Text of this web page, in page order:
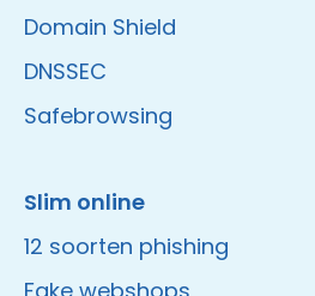
Domain Shield
DNSSEC
Safebrowsing
Slim online
12 soorten phishing